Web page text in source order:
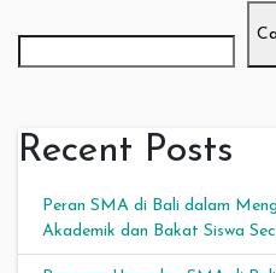
Recent Posts
Peran SMA di Bali dalam
Akademik dan Bakat Siswa